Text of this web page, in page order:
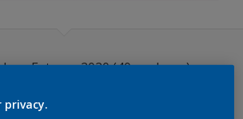
2021
Futures 2020 (40 couleurs)
privacy.